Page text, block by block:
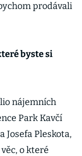
prodávali
byste si
nájemních
Park Kavčí
Josefa Pleskota,
o které